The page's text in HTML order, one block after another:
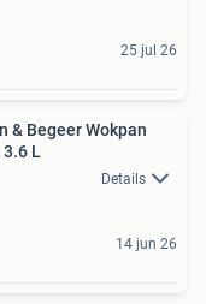
25 jul 26
& Begeer Wokpan
L
Details
14 jun 26